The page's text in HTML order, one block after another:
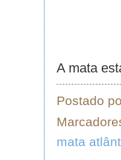
A mata
Postado
mata